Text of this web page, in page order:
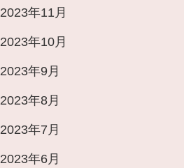
2023年11月
2023年10月
2023年9月
2023年8月
2023年7月
2023年6月